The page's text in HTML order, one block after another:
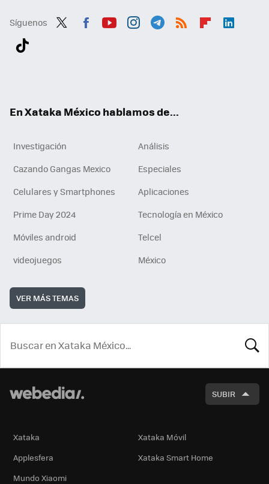
Síguenos
En Xataka México hablamos de...
Investigación
Análisis
Cazando Gangas Mexico
Especiales
Celulares y Smartphones
Aplicaciones
Prime Day 2024
Tecnología en México
Móviles android
Telcel
videojuegos
México
VER MÁS TEMAS
SUBIR
Xataka
Xataka Móvil
Applesfera
Xataka Smart Home
Mundo Xiaomi